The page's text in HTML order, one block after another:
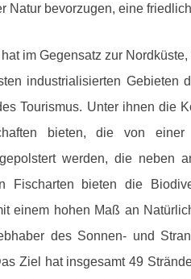
Natur bevorzugen, eine
im Gegensatz zur
industrialisierten Gebieten
Tourismus. Unter ihnen die
bieten, die von
werden, die neben
Fischarten bieten die
einem hohen Maß an
des Sonnen- und
Ziel hat insgesamt 49